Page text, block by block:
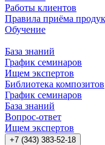
Работы клиентов
Правила приёма
Обучение
База знаний
График семинаров
Ищем экспертов
Библиотека композитов
График семинаров
База знаний
Вопрос-ответ
Ищем экспертов
+7 (343) 383-52-18